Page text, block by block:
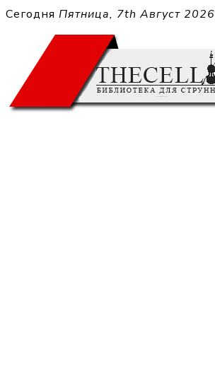
Перейти
содержимому
Сегодня Пятница, 7th Август 2026